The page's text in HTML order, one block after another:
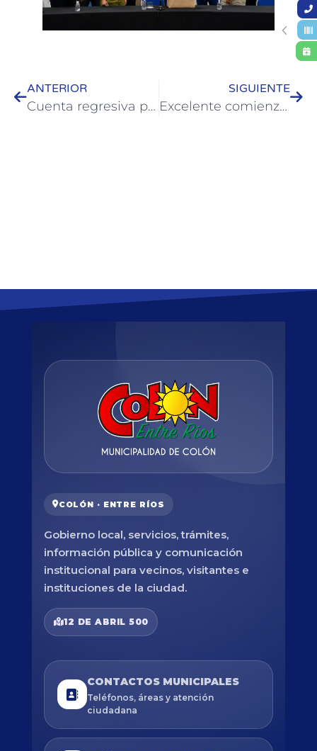
ANTERIOR
Cuenta regresiva para los Tradicionales Corsos Colonenses 2022
SIGUIENTE
Excelente comienzo de los Tradicionales Corsos Colonenses 2022
COLÓN · ENTRE RÍOS
Gobierno local, servicios, trámites,
información pública y comunicación
institucional para vecinos, visitantes e
instituciones de la ciudad.
12 DE ABRIL 500
CONTACTOS MUNICIPALES
Teléfonos, áreas y atención
ciudadana